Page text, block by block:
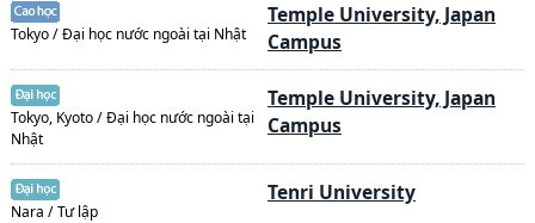
Tokyo / Đại học nước ngoài tại Nhật
Temple University, Japan
Campus
Tokyo, Kyoto / Đại học nước ngoài tại
Nhật
Temple University, Japan
Campus
Nara / Tư lập
Tenri University